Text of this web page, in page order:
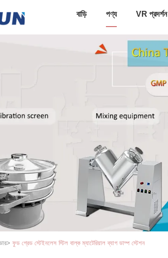
বাড়ি পণ্য VR প্রদর্শন
> ফুড গ্রেড স্টেইনলেস স্টিল বাল্ক ম্যাটেরিয়াল ব্যাগ ডাম্প স্টেশন